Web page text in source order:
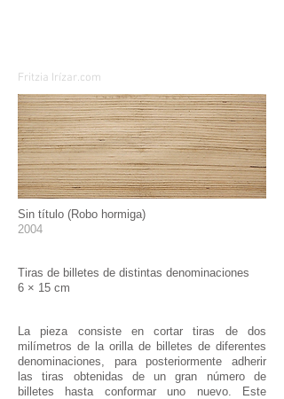
Fritzia Irízar.com
Sin título (Robo hormiga)
2004
Tiras de billetes de distintas denominaciones
6 × 15 cm
La pieza consiste en cortar tiras de dos
milímetros de la orilla de billetes de diferentes
denominaciones, para posteriormente adherir
las tiras obtenidas de un gran número de
billetes hasta conformar uno nuevo. Este